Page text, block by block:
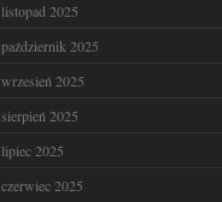
listopad 2025
październik 2025
wrzesień 2025
sierpień 2025
lipiec 2025
czerwiec 2025